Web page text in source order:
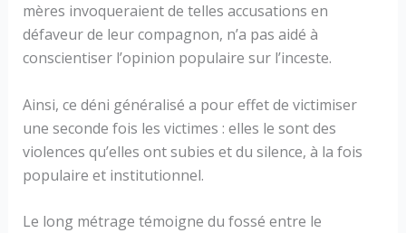
mères invoqueraient de telles accusations en
défaveur de leur compagnon, n’a pas aidé à
conscientiser l’opinion populaire sur l’inceste.
Ainsi, ce déni généralisé a pour effet de victimiser
une seconde fois les victimes : elles le sont des
violences qu’elles ont subies et du silence, à la fois
populaire et institutionnel.
Le long métrage témoigne du fossé entre le